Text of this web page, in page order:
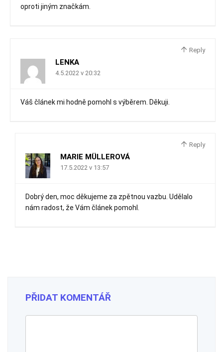
oproti jiným značkám.
Reply
LENKA
4.5.2022 v 20:32
Váš článek mi hodně pomohl s výběrem. Děkuji.
Reply
MARIE MÜLLEROVÁ
17.5.2022 v 13:57
Dobrý den, moc děkujeme za zpětnou vazbu. Udělalo
nám radost, že Vám článek pomohl.
PŘIDAT KOMENTÁŘ